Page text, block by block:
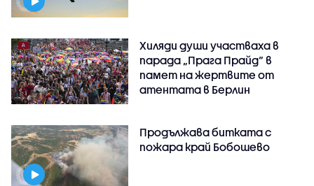
Хиляди души участваха в
парада „Прага Прайд“ в
памет на жертвите от
атентата в Берлин
Продължава битката с
пожара край Бобошево